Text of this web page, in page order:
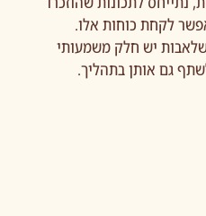
לקחת כוחות אלו.
יש חלק משמעותי
גם אותן בתהליך.